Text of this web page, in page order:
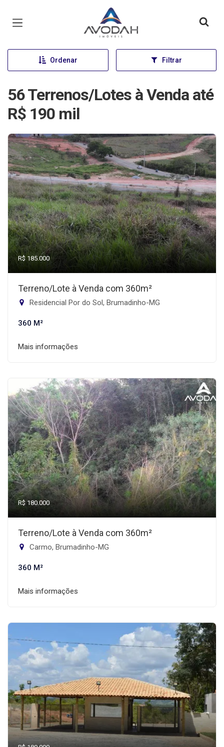
Página inicial
Ordenar Filtrar
56 Terrenos/Lotes à Venda até
R$ 190 mil
R$ 185.000
Terreno/Lote à Venda com 360m²
Residencial Por do Sol, Brumadinho-MG
360 M²
Mais informações
R$ 180.000
Terreno/Lote à Venda com 360m²
Carmo, Brumadinho-MG
360 M²
Mais informações